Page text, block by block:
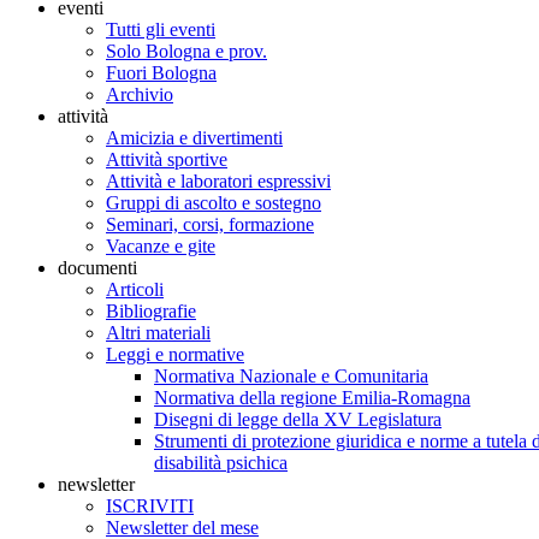
eventi
Tutti gli eventi
Solo Bologna e prov.
Fuori Bologna
Archivio
attività
Amicizia e divertimenti
Attività sportive
Attività e laboratori espressivi
Gruppi di ascolto e sostegno
Seminari, corsi, formazione
Vacanze e gite
documenti
Articoli
Bibliografie
Altri materiali
Leggi e normative
Normativa Nazionale e Comunitaria
Normativa della regione Emilia-Romagna
Disegni di legge della XV Legislatura
Strumenti di protezione giuridica e norme a tutela
disabilità psichica
newsletter
ISCRIVITI
Newsletter del mese